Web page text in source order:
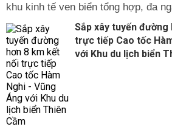
khu kinh tế ven biển tổng hợp, đa
Sắp xây tuyến
trực tiếp Cao tốc
với Khu du lịch biển